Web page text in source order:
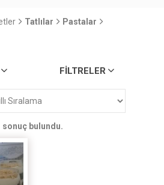
Tatlılar Pastalar
FILTRELER
sonuç bulundu.